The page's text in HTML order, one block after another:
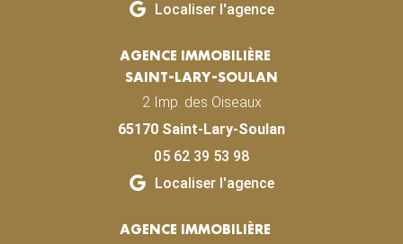
Localiser l'agence
AGENCE IMMOBILIÈRE
SAINT-LARY-SOULAN
2 Imp. des Oiseaux
65170 Saint-Lary-Soulan
05 62 39 53 98
Localiser l'agence
AGENCE IMMOBILIÈRE